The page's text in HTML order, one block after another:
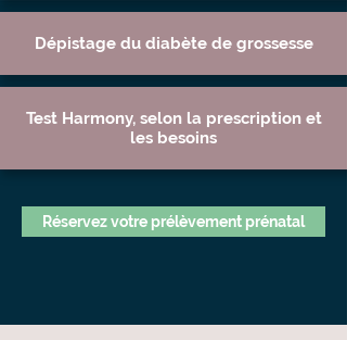
Dépistage du diabète de grossesse
Test Harmony, selon la prescription et
les besoins
Réservez votre prélèvement prénatal